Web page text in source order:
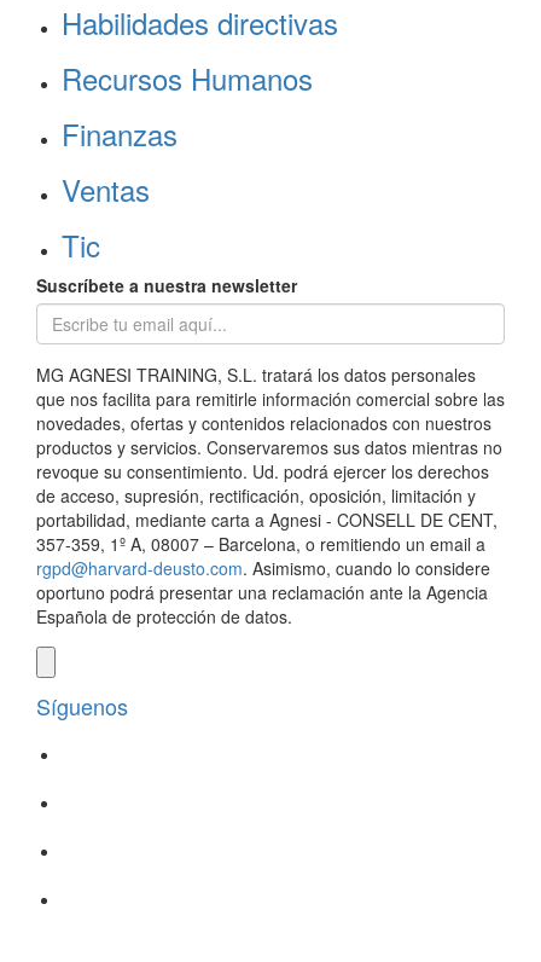
Habilidades directivas
Recursos Humanos
Finanzas
Ventas
Tic
Suscríbete a nuestra newsletter
MG AGNESI TRAINING, S.L. tratará los datos personales
que nos facilita para remitirle información comercial sobre las
novedades, ofertas y contenidos relacionados con nuestros
productos y servicios. Conservaremos sus datos mientras no
revoque su consentimiento. Ud. podrá ejercer los derechos
de acceso, supresión, rectificación, oposición, limitación y
portabilidad, mediante carta a Agnesi - CONSELL DE CENT,
357-359, 1º A, 08007 – Barcelona, o remitiendo un email a
rgpd@harvard-deusto.com. Asimismo, cuando lo considere
oportuno podrá presentar una reclamación ante la Agencia
Española de protección de datos.
Síguenos